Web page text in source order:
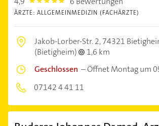
4.9
ÄRZTE: ALLGEMEINMEDIZIN (FACHÄRZTE)
Jakob-Lorber-Str. 2,74321
(Bietigheim)
1,6 km
Geschlossen –Öffnet Montag um
07142 4 41 11